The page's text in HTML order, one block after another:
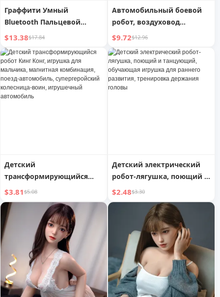
Граффити Умный
Bluetooth Пальцевой
Робот Автоматический
таймер Переключатель
Пульт управления
Нажимной лифт Мешок
для фасоли
Переключатель света
$13.38$17.84
Автомобильный боевой
робот, воздуховод
кондиционера, кукла-
болванчик
$9.72$12.96
Детский
трансформирующийся
робот Кинг Конг, игрушка
для мальчика, магнитная
комбинация, поезд-
автомобиль,
супергеройский
колесница-воин,
игрушечный автомобиль
$3.81$5.08
Детский электрический
робот-лягушка, поющий и
танцующий, обучающая
игрушка для раннего
развития, тренировка
держания головы
$2.48$3.30